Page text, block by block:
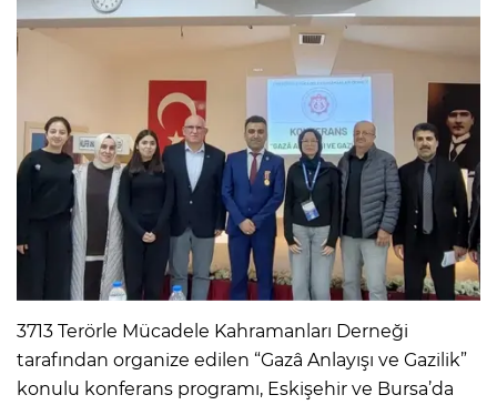
3713 Terörle Mücadele Kahramanları Derneği
tarafından organize edilen “Gazâ Anlayışı ve Gazilik”
konulu konferans programı, Eskişehir ve Bursa’da